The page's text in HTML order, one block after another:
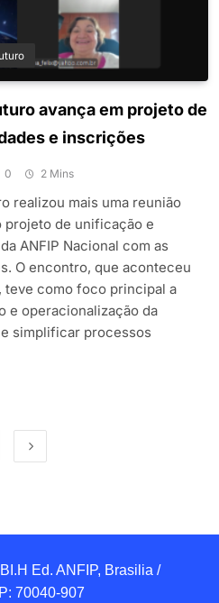
avança em projeto de
e inscrições
0 2 Mins
realizou mais uma reunião
projeto de unificação e
ANFIP Nacional com as
O encontro, que aconteceu
como foco principal a
e operacionalização da
simplificar processos
Ed. ANFIP, Brasilia /
70040-907